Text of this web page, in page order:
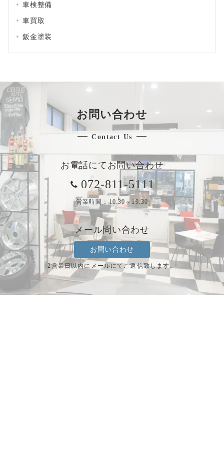
車検整備
車買取
鈑金塗装
お問い合わせ
Contact Us
お電話にてお問い合わせ
072-811-5111
営業時間：10:30～19:30
メール問い合わせ
お問い合わせ
2営業日以内にメールにてご返信致します。